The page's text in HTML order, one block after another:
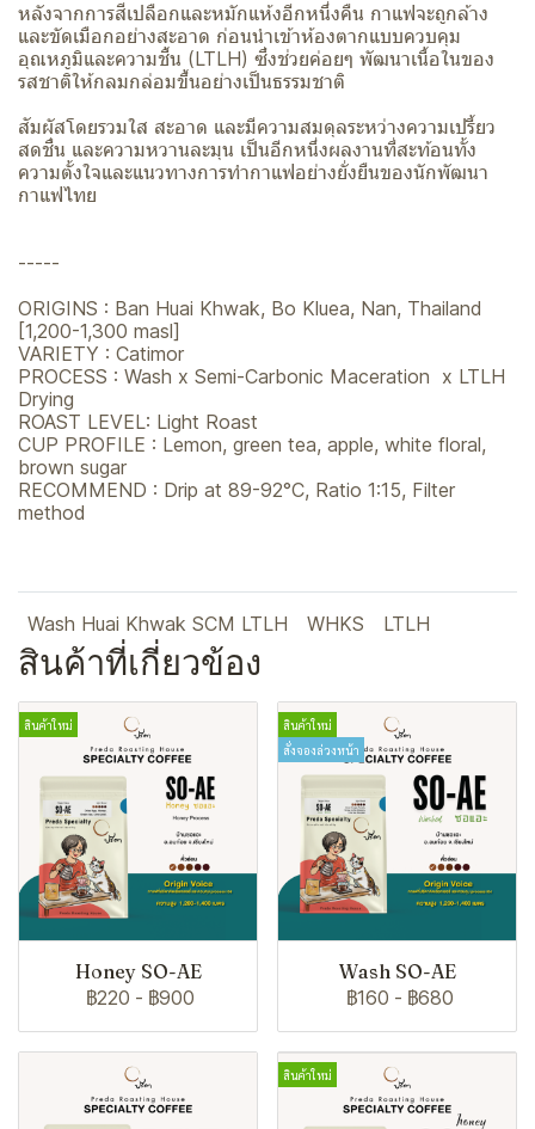
หลังจากการสีเปลือกและหมักแห้งอีกหนึ่งคืน กาแฟจะถูกล้าง
และขัดเมือกอย่างสะอาด ก่อนนำเข้าห้องตากแบบควบคุม
อุณหภูมิและความชื้น (LTLH) ซึ่งช่วยค่อยๆ พัฒนาเนื้อในของ
รสชาติให้กลมกล่อมขึ้นอย่างเป็นธรรมชาติ
สัมผัสโดยรวมใส สะอาด และมีความสมดุลระหว่างความเปรี้ยว
สดชื่น และความหวานละมุน เป็นอีกหนึ่งผลงานที่สะท้อนทั้ง
ความตั้งใจและแนวทางการทำกาแฟอย่างยั่งยืนของนักพัฒนา
กาแฟไทย
-----
ORIGINS : Ban Huai Khwak, Bo Kluea, Nan, Thailand
[1,200-1,300 masl]
VARIETY : Catimor
PROCESS : Wash x Semi-Carbonic Maceration x LTLH
Drying
ROAST LEVEL: Light Roast
CUP PROFILE : Lemon, green tea, apple, white floral,
brown sugar
RECOMMEND : Drip at 89-92°C, Ratio 1:15, Filter
method
Wash Huai Khwak SCM LTLH WHKS LTLH
สินค้าที่เกี่ยวข้อง
สินค้าใหม่
Honey SO-AE
฿220 - ฿900
สินค้าใหม่
สั่งจองล่วงหน้า
Wash SO-AE
฿160 - ฿680
สินค้าใหม่